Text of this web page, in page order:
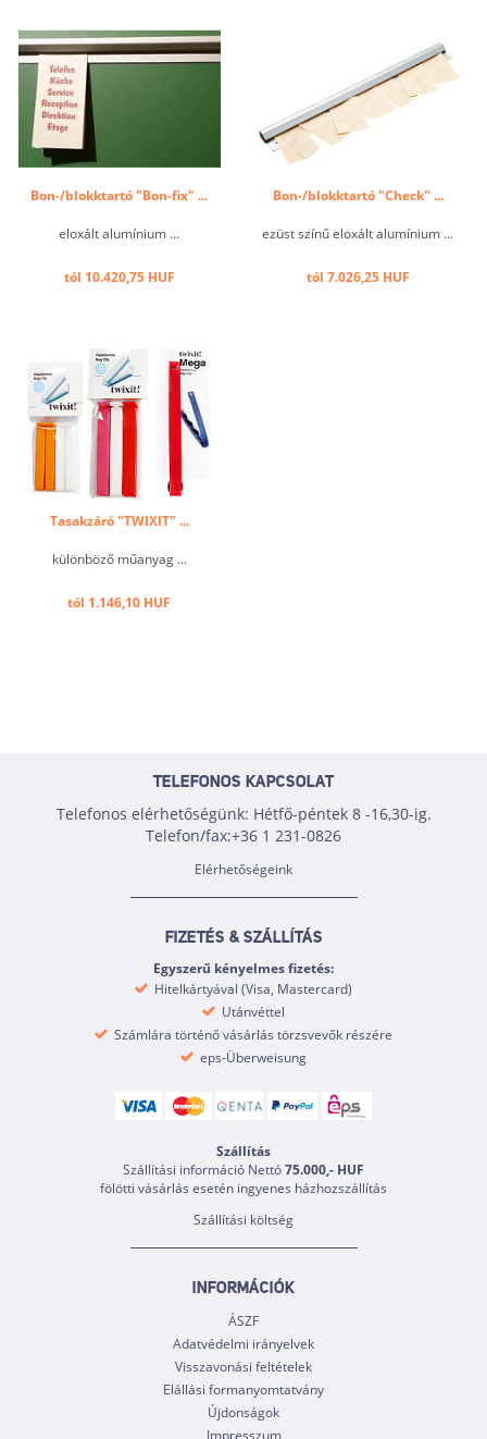
Bon-/blokktartó "Bon-fix" ...
eloxált alumínium ...
tól 10.420,75 HUF
Bon-/blokktartó "Check" ...
ezüst színű eloxált alumínium ...
tól 7.026,25 HUF
Tasakzáró "TWIXIT" ...
különböző műanyag ...
tól 1.146,10 HUF
TELEFONOS KAPCSOLAT
Telefonos elérhetőségünk: Hétfő-péntek 8 -16,30-ig.
Telefon/fax:+36 1 231-0826
Elérhetőségeink
FIZETÉS & SZÁLLÍTÁS
Egyszerű kényelmes fizetés:
Hitelkártyával (Visa, Mastercard)
Utánvéttel
Számlára történő vásárlás törzsvevők részére
eps-Überweisung
Szállítás
Szállítási információ Nettó75.000,- HUF
fölötti vásárlás esetén ingyenes házhozszállítás
Szállítási költség
INFORMÁCIÓK
ÁSZF
Adatvédelmi irányelvek
Visszavonási feltételek
Elállási formanyomtatvány
Újdonságok
Impresszum